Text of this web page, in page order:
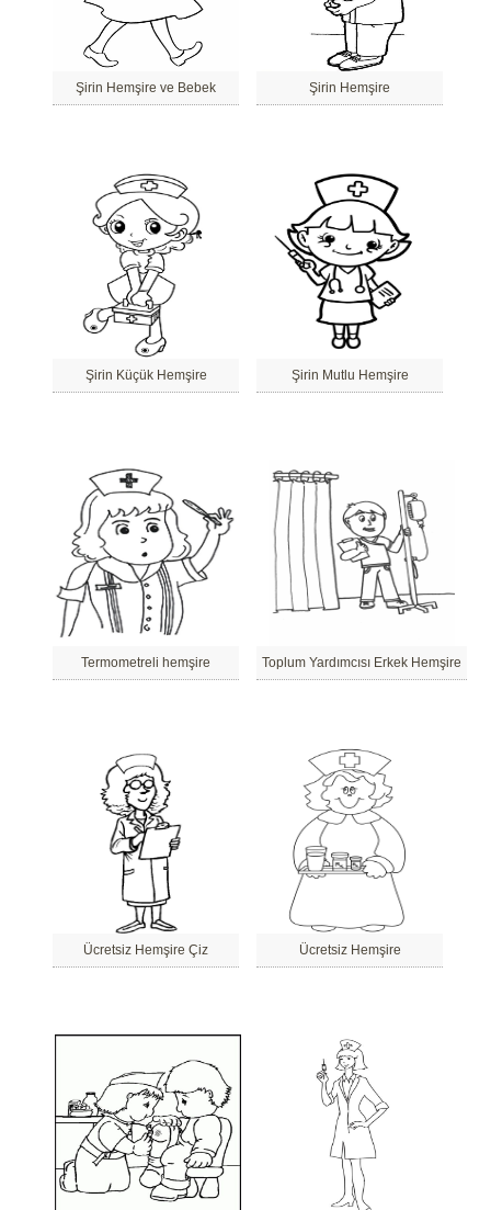
Şirin Hemşire ve Bebek Şirin Hemşire
Şirin Küçük Hemşire Şirin Mutlu Hemşire
Termometreli hemşire Toplum Yardımcısı Erkek Hemşire
Ücretsiz Hemşire Çiz Ücretsiz Hemşire